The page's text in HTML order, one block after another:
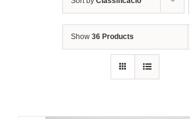
Show 36 Products